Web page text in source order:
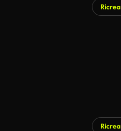
Ricrea
Ricrea